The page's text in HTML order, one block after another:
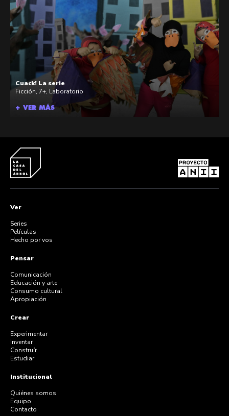
Cuack! La serie
Ficción, 7+, Laboratorio
+ VER MÁS
Ver
Series
Películas
Hecho por vos
Pensar
Comunicación
Educación y arte
Consumo cultural
Apropiación
Crear
Experimentar
Inventar
Construír
Estudiar
Institucional
Quiénes somos
Equipo
Contacto